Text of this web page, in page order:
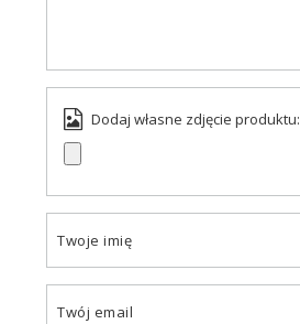
Dodaj własne zdjęcie produktu:
Twoje imię
Twój email